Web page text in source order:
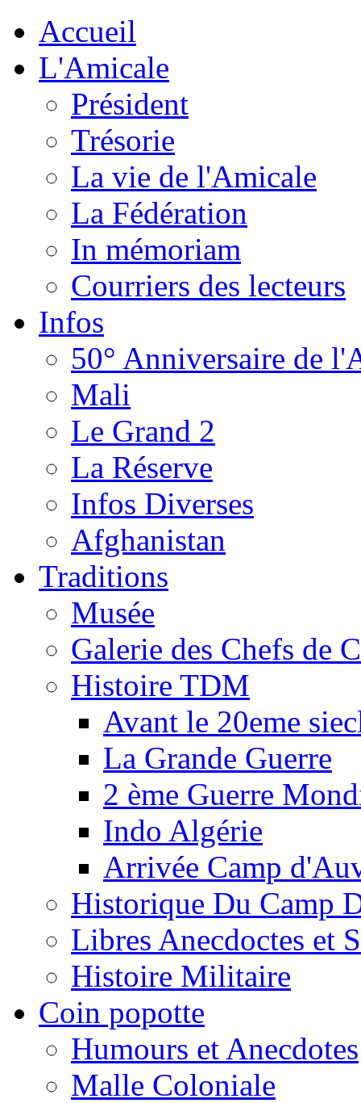
Accueil
L'Amicale
Président
Trésorie
La vie de l'Amicale
La Fédération
In mémoriam
Courriers des lecteurs
Infos
50° Anniversaire de
Mali
Le Grand 2
La Réserve
Infos Diverses
Afghanistan
Traditions
Musée
Galerie des Chefs de
Histoire TDM
Avant le 20eme
La Grande Guerre
2 ème Guerre
Indo Algérie
Arrivée Camp
Historique Du Camp
Libres Anecdoctes et
Histoire Militaire
Coin popotte
Humours et Anecdotes
Malle Coloniale